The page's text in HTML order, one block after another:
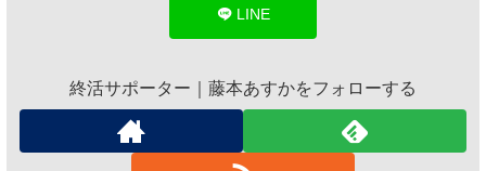
LINE
終活サポーター｜藤本あすかをフォローする